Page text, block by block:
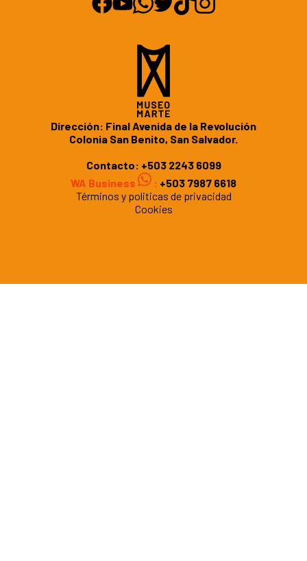
Dirección: Final Avenida de la Revolución
Colonia San Benito, San Salvador.
Contacto: +503 2243 6099
WA Business
: +503 7987 6618
Términos y politicas de privacidad
Cookies